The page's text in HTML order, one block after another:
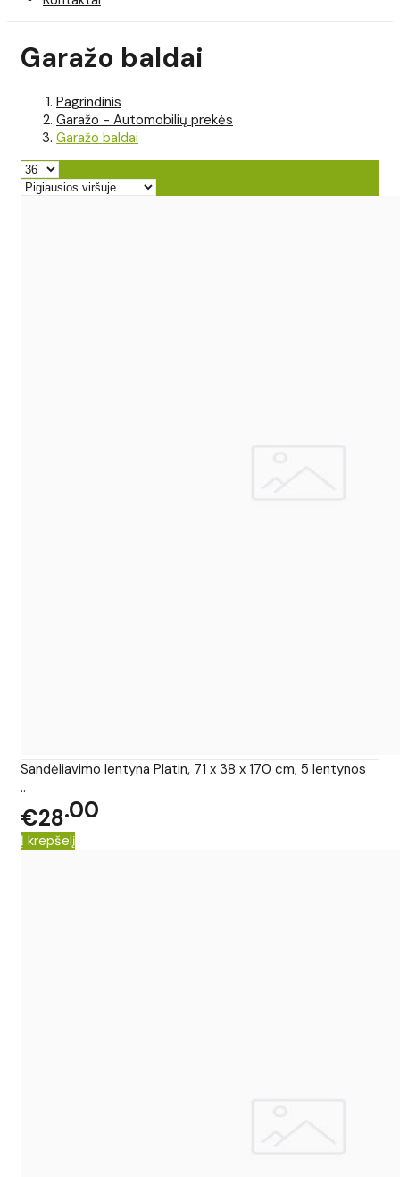
Garažo baldai
Pagrindinis
Garažo - Automobilių prekės
Garažo baldai
Sandėliavimo lentyna Platin, 71 x 38 x 170 cm, 5 lentynos
..
€28 00
Į krepšelį